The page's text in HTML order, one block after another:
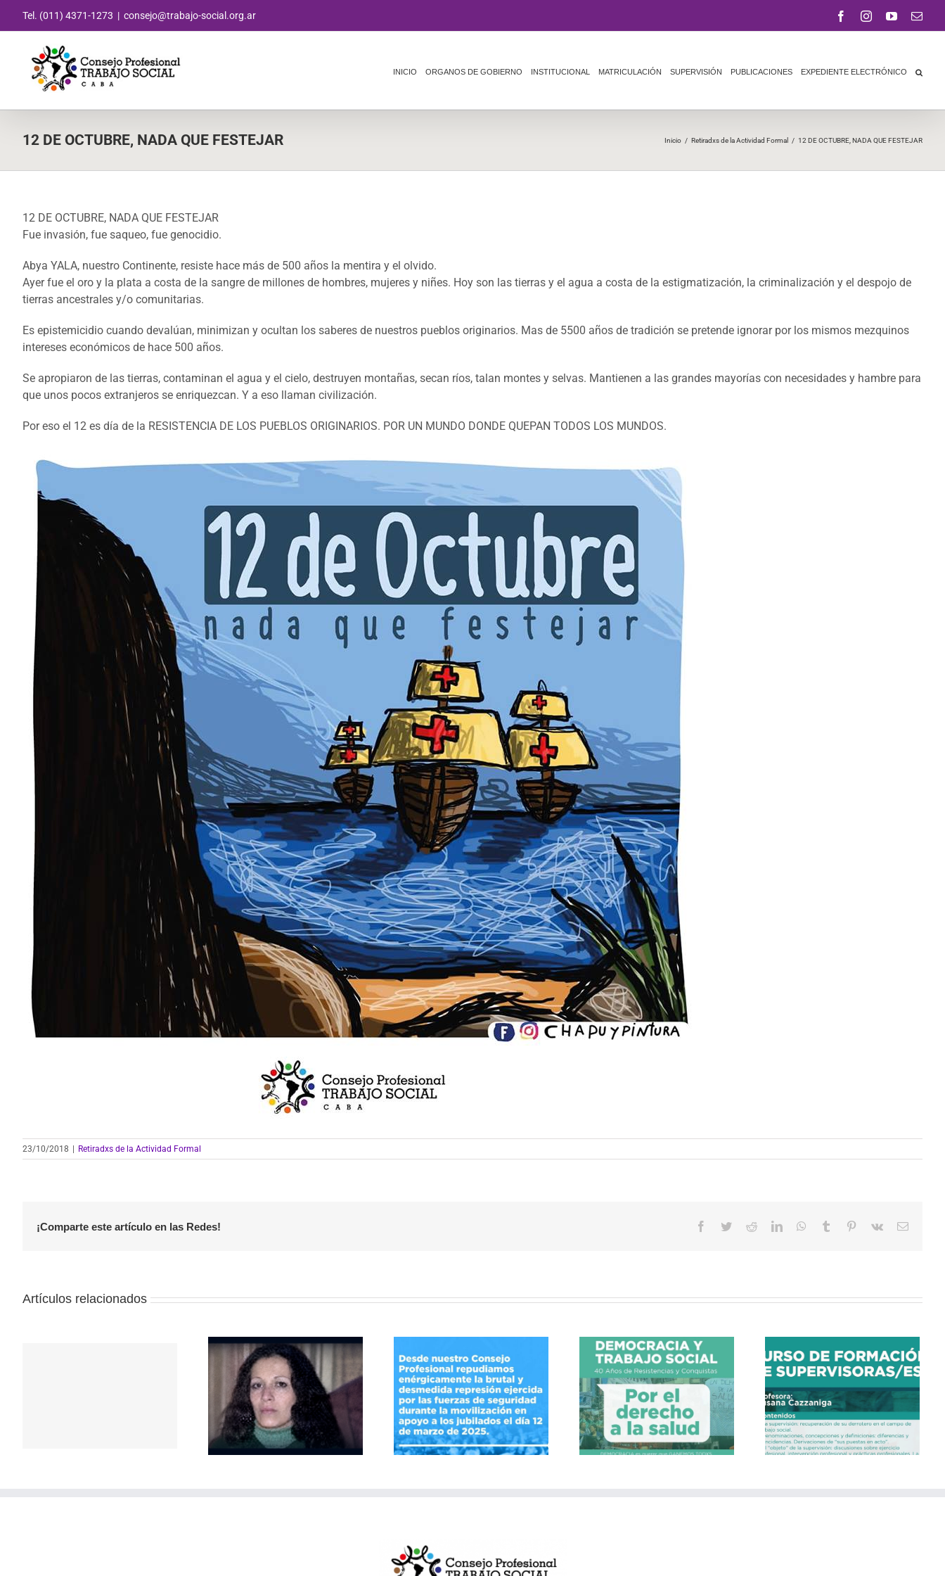
Tel. (011) 4371-1273 | consejo@trabajo-social.org.ar FacebookInstagramYouTube
INICIO ORGANOS DE GOBIERNO INSTITUCIONAL MATRICULACIÓN SUPERVISIÓN PUBLICACIONES EXPEDIENTE ELECTRÓNICO
12 DE OCTUBRE, NADA QUE FESTEJAR Inicio / Retiradxs de la Actividad Formal / 12 DE OCTUBRE, NADA QUE FESTEJAR
12 DE OCTUBRE, NADA QUE FESTEJAR
Fue invasión, fue saqueo, fue genocidio.
Abya YALA, nuestro Continente, resiste hace más de 500 años la mentira y el olvido.
Ayer fue el oro y la plata a costa de la sangre de millones de hombres, mujeres y niñes. Hoy son las tierras y el agua a costa de la estigmatización, la criminalización y el despojo de
tierras ancestrales y/o comunitarias.
Es epistemicidio cuando devalúan, minimizan y ocultan los saberes de nuestros pueblos originarios. Mas de 5500 años de tradición se pretende ignorar por los mismos mezquinos
intereses económicos de hace 500 años.
Se apropiaron de las tierras, contaminan el agua y el cielo, destruyen montañas, secan ríos, talan montes y selvas. Mantienen a las grandes mayorías con necesidades y hambre para
que unos pocos extranjeros se enriquezcan. Y a eso llaman civilización.
Por eso el 12 es día de la RESISTENCIA DE LOS PUEBLOS ORIGINARIOS. POR UN MUNDO DONDE QUEPAN TODOS LOS MUNDOS.
23/10/2018 Retiradxs de la Actividad Formal
¡Comparte este artículo en las Redes! Facebook
TwitterRedditLinkedInWhatsApp
Tumblr Pinterest
Vk
Correo
Artículos relacionados
Repudio a la represión
40 Años de Resistencias
y Conquistas por el
derecho a la salud
CURSO DE FORMACIÓN
DE SUPERVISORAS